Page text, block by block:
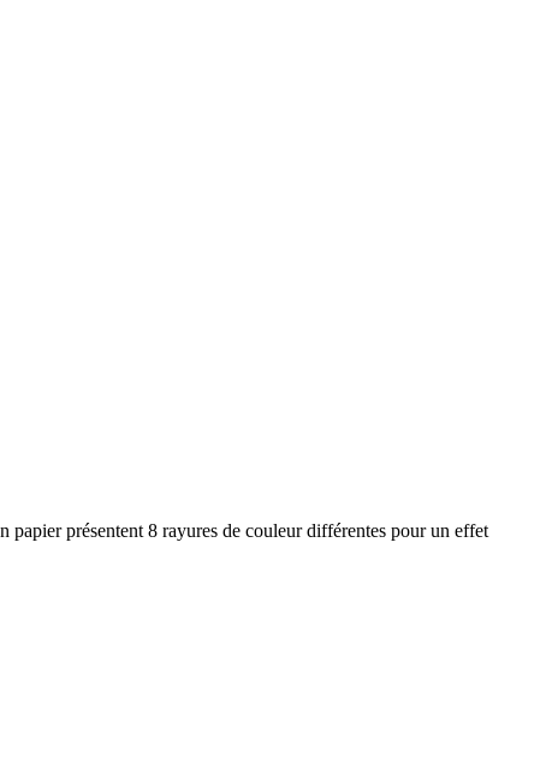
papier présentent 8 rayures de couleur différentes pour un effet